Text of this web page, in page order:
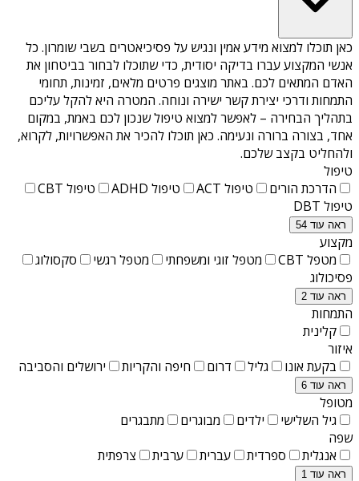
כאן תוכלו למצוא מידע אמין ונגיש על פסיכיאטרים בשבי שומרון. כל
אנשי המקצוע עברו בדיקה יסודית, כדי שתוכלו לבחור בביטחון את
האדם המתאים לכם. באתר מוצגים פרטים מלאים, זמינות, תחומי
התמחות ודרכי יצירת קשר ישירה ונוחה. המטרה היא להקל עליכם
בתהליך הבחירה – לאפשר למצוא טיפול שנכון לכם באמת, במקום
אחד, בצורה ברורה ונעימה. כאן תוכלו להכיר את האפשרויות, לקרוא,
ולהחליט בקצב שלכם.
טיפול
הדרכת הורים
טיפול ACT טיפול ADHD
טיפול CBT
טיפול DBT
ראה עוד 54
מקצוע
מטפל CBT
מטפל זוגי ומשפחתי מטפל רגשי
סקסולוג
פסיכולוג
ראה עוד 2
התמחות
קלינית
איזור
בקעת אונו
גליל דרום חיפה והקריות ירושלים והסביבה
ראה עוד 6
מטופל
גיל השלישי
ילדים מבוגרים
מתבגרים
שפה
אנגלית
ספרדית עברית ערבית צרפתית
ראה עוד 1